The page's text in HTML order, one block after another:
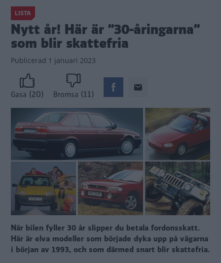
LISTA
Nytt år! Här är ”30-åringarna”
som blir skattefria
Publicerad 1 januari 2023
Gasa (20) Bromsa (11)
När bilen fyller 30 år slipper du betala fordonsskatt.
Här är elva modeller som började dyka upp på vägarna
i början av 1993, och som därmed snart blir skattefria.